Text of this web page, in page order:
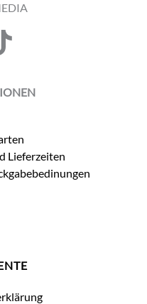
Lieferzeiten